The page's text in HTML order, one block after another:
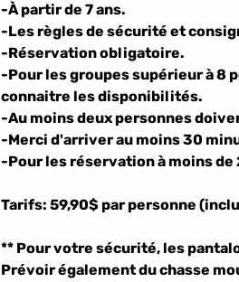
-À partir de 7 ans.
-Les règles de sécurité et
-Réservation obligatoire.
-Pour les groupes supérieur à 8
connaitre les disponibilités.
-Au moins deux personnes
-Merci d'arriver au moins 30
-Pour les réservation à moins
Tarifs: 59,90$ par personne
** Pour votre sécurité, les
Prévoir également du chasse